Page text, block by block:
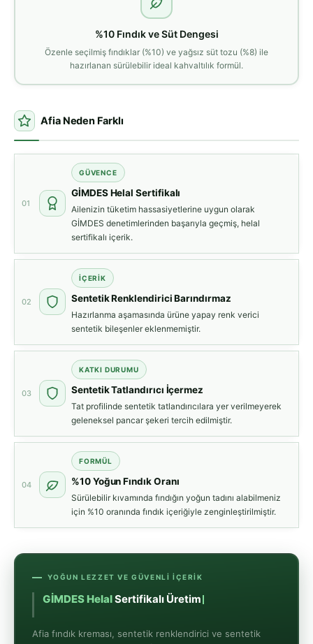
%10 Fındık ve Süt Dengesi
Özenle seçilmiş fındıklar (%10) ve yağsız süt tozu (%8) ile
hazırlanan sürülebilir ideal kahvaltılık formül.
Afia Neden Farklı
01
GÜVENCE
GİMDES Helal Sertifikalı
Ailenizin tüketim hassasiyetlerine uygun olarak
GİMDES denetimlerinden başarıyla geçmiş, helal
sertifikalı içerik.
02
İÇERIK
Sentetik Renklendirici Barındırmaz
Hazırlanma aşamasında ürüne yapay renk verici
sentetik bileşenler eklenmemiştir.
03
KATKI DURUMU
Sentetik Tatlandırıcı İçermez
Tat profilinde sentetik tatlandırıcılara yer verilmeyerek
geleneksel pancar şekeri tercih edilmiştir.
04
FORMÜL
%10 Yoğun Fındık Oranı
Sürülebilir kıvamında fındığın yoğun tadını alabilmeniz
için %10 oranında fındık içeriğiyle zenginleştirilmiştir.
YOĞUN LEZZET VE GÜVENLI İÇERIK
Afia fındık kreması, sentetik renklendirici ve sentetik